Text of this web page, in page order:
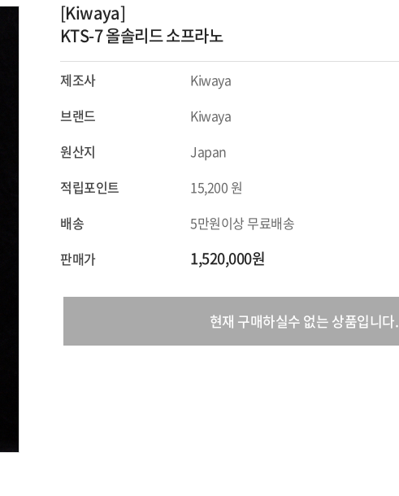
[Kiwaya]
KTS-7 올솔리드 소프라노
제조사
Kiwaya
브랜드
Kiwaya
원산지
Japan
적립포인트
15,200 원
배송
5만원이상 무료배송
판매가
1,520,000원
현재 구매하실수 없는 상품입니다.